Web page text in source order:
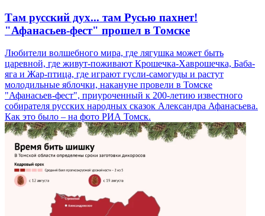
Там русский дух... там Русью пахнет!
"Афанасьев-фест" прошел в Томске
Любители волшебного мира, где лягушка может быть
царевной, где живут-поживают Крошечка-Хаврошечка, Баба-
яга и Жар-птица, где играют гусли-самогуды и растут
молодильные яблочки, накануне провели в Томске
"Афанасьев-фест", приуроченный к 200-летию известного
собирателя русских народных сказок Александра Афанасьева.
Как это было – на фото РИА Томск.